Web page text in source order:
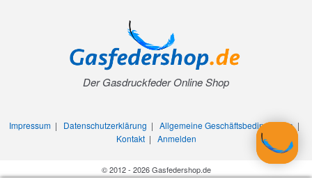
Der Gasdruckfeder Online Shop
Impressum| Datenschutzerklärung | Allgemeine Geschäftsbedingungen|
Kontakt| Anmelden
© 2012 - 2026 Gasfedershop.de